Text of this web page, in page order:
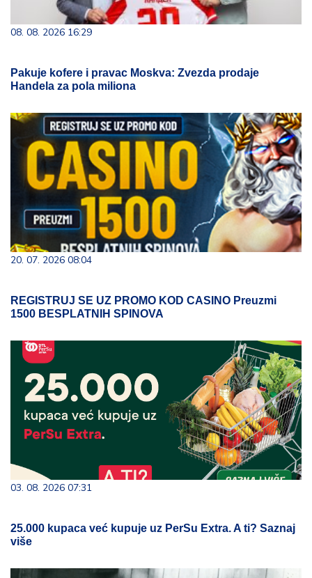
08. 08. 2026 16:29
Pakuje kofere i pravac Moskva: Zvezda prodaje
Handela za pola miliona
20. 07. 2026 08:04
REGISTRUJ SE UZ PROMO KOD CASINO Preuzmi
1500 BESPLATNIH SPINOVA
03. 08. 2026 07:31
25.000 kupaca već kupuje uz PerSu Extra. A ti? Saznaj
više